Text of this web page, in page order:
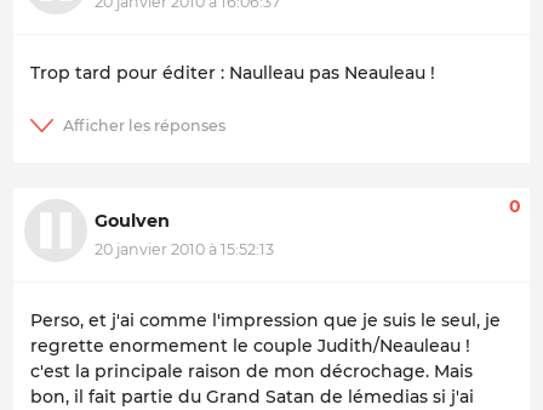
Trop tard pour éditer : Naulleau pas Neauleau !
Goulven
20 janvier 2010 à 15:52:13
0
Perso, et j'ai comme l'impression que je suis le seul, je
regrette enormement le couple Judith/Neauleau !
c'est la principale raison de mon décrochage. Mais
bon, il fait partie du Grand Satan de lémedias si j'ai